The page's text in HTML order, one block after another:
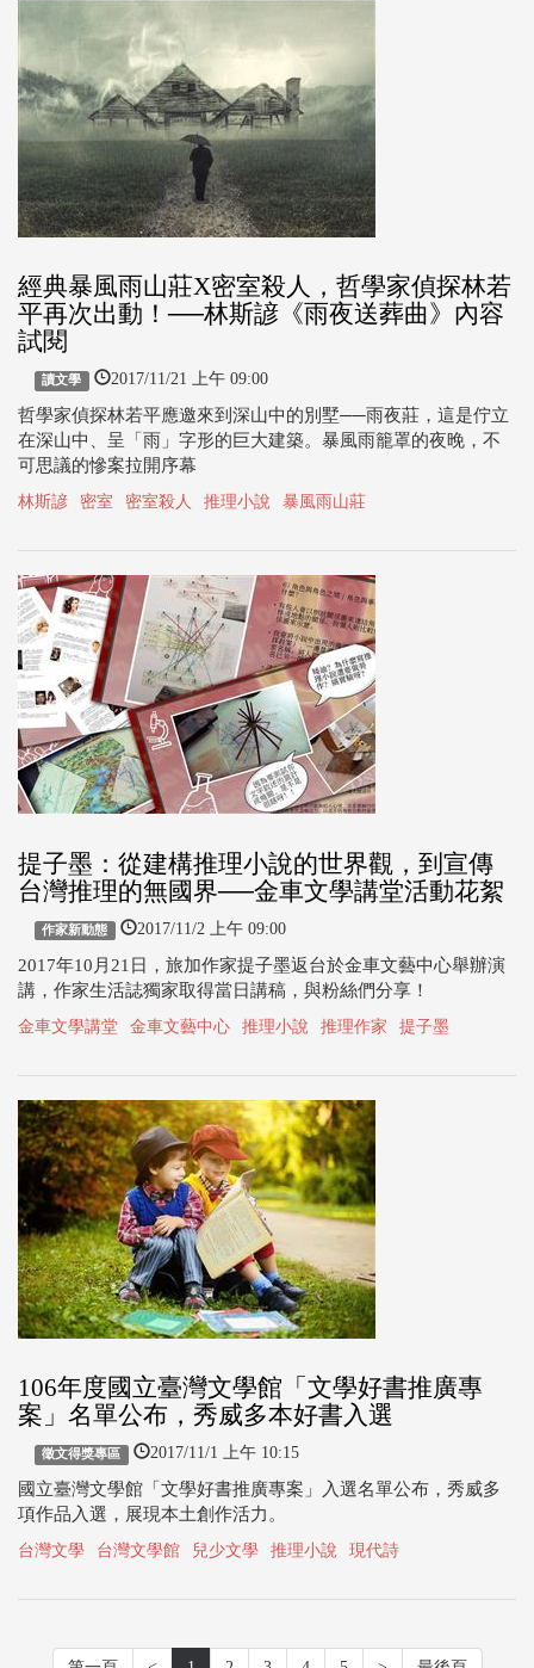
經典暴風雨山莊X密室殺人，哲學家偵探林若
平再次出動！──林斯諺《雨夜送葬曲》內容
試閱
讀文學 2017/11/21 上午 09:00
哲學家偵探林若平應邀來到深山中的別墅──雨夜莊，這是佇立
在深山中、呈「雨」字形的巨大建築。暴風雨籠罩的夜晚，不
可思議的慘案拉開序幕
林斯諺 密室 密室殺人 推理小說 暴風雨山莊
提子墨：從建構推理小說的世界觀，到宣傳
台灣推理的無國界──金車文學講堂活動花絮
作家新動態 2017/11/2 上午 09:00
2017年10月21日，旅加作家提子墨返台於金車文藝中心舉辦演
講，作家生活誌獨家取得當日講稿，與粉絲們分享！
金車文學講堂 金車文藝中心 推理小說 推理作家 提子墨
106年度國立臺灣文學館「文學好書推廣專
案」名單公布，秀威多本好書入選
徵文得獎專區 2017/11/1 上午 10:15
國立臺灣文學館「文學好書推廣專案」入選名單公布，秀威多
項作品入選，展現本土創作活力。
台灣文學 台灣文學館 兒少文學 推理小說 現代詩